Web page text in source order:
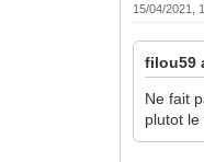
15/04/2021,
filou59
Ne fait
plutot le